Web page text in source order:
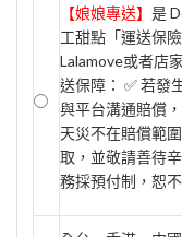
【娘娘專送】 是
工甜點「運送保
Lalamove或者店
送保障： ✅ 若發
與平台溝通賠償
天災不在賠償範
取，並敬請善待
務採預付制，恕